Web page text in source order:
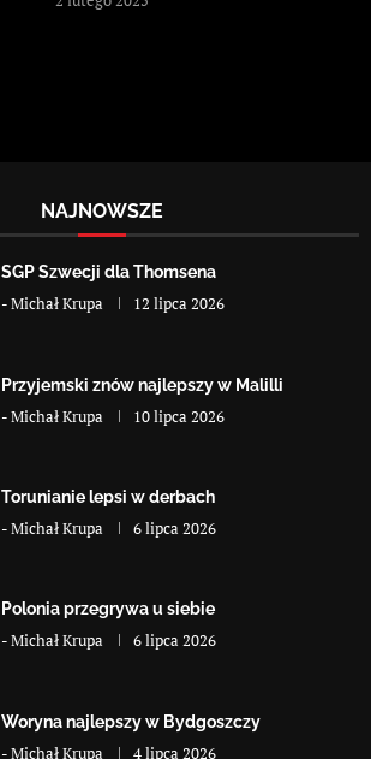
NAJNOWSZE
SGP Szwecji dla Thomsena
-Michał Krupa 12 lipca 2026
Przyjemski znów najlepszy w Malilli
-Michał Krupa 10 lipca 2026
Torunianie lepsi w derbach
-Michał Krupa 6 lipca 2026
Polonia przegrywa u siebie
-Michał Krupa 6 lipca 2026
Woryna najlepszy w Bydgoszczy
-Michał Krupa 4 lipca 2026